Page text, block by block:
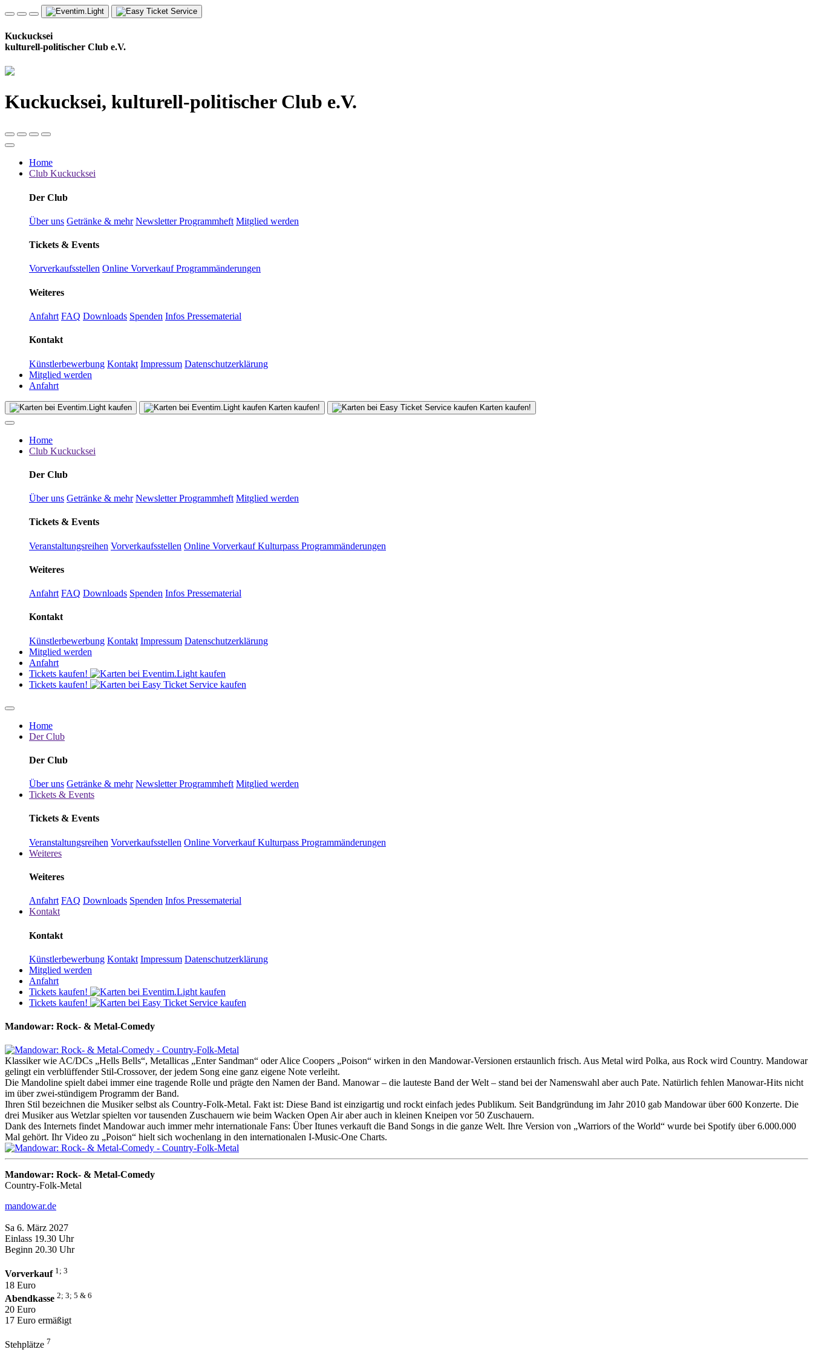
Kuckucksei
kulturell-politischer Club e.V.
Kuckucksei, kulturell-politischer Club e.V.
Home
Club Kuckucksei
Der Club
Über uns Getränke & mehr NewsletterProgrammheft Mitglied werden
Tickets & Events
Vorverkaufsstellen Online VorverkaufProgrammänderungen
Weiteres
Anfahrt FAQ Downloads Spenden Infos Pressematerial
Kontakt
Künstlerbewerbung Kontakt Impressum Datenschutzerklärung
Mitglied werden
Anfahrt
Karten kaufen! Karten kaufen!
Home
Club Kuckucksei
Der Club
Über uns Getränke & mehr NewsletterProgrammheft Mitglied werden
Tickets & Events
Veranstaltungsreihen Vorverkaufsstellen Online VorverkaufKulturpass Programmänderungen
Weiteres
Anfahrt FAQ Downloads Spenden Infos Pressematerial
Kontakt
Künstlerbewerbung Kontakt Impressum Datenschutzerklärung
Mitglied werden
Anfahrt
Tickets kaufen!
Tickets kaufen!
Home
Der Club
Der Club
Über uns Getränke & mehr NewsletterProgrammheft Mitglied werden
Tickets & Events
Tickets & Events
Veranstaltungsreihen Vorverkaufsstellen Online VorverkaufKulturpass Programmänderungen
Weiteres
Weiteres
Anfahrt FAQ Downloads Spenden Infos Pressematerial
Kontakt
Kontakt
Künstlerbewerbung Kontakt Impressum Datenschutzerklärung
Mitglied werden
Anfahrt
Tickets kaufen!
Tickets kaufen!
Mandowar: Rock- & Metal-Comedy
Klassiker wie AC/DCs „Hells Bells“, Metallicas „Enter Sandman“ oder Alice Coopers „Poison“ wirken in den Mandowar-Versionen erstaunlich frisch. Aus Metal wird Polka, aus Rock wird Country. Mandowar
gelingt ein verblüffender Stil-Crossover, der jedem Song eine ganz eigene Note verleiht.
Die Mandoline spielt dabei immer eine tragende Rolle und prägte den Namen der Band. Manowar – die lauteste Band der Welt – stand bei der Namenswahl aber auch Pate. Natürlich fehlen Manowar-Hits nicht
im über zwei-stündigem Programm der Band.
Ihren Stil bezeichnen die Musiker selbst als Country-Folk-Metal. Fakt ist: Diese Band ist einzigartig und rockt einfach jedes Publikum. Seit Bandgründung im Jahr 2010 gab Mandowar über 600 Konzerte. Die
drei Musiker aus Wetzlar spielten vor tausenden Zuschauern wie beim Wacken Open Air aber auch in kleinen Kneipen vor 50 Zuschauern.
Dank des Internets findet Mandowar auch immer mehr internationale Fans: Über Itunes verkauft die Band Songs in die ganze Welt. Ihre Version von „Warriors of the World“ wurde bei Spotify über 6.000.000
Mal gehört. Ihr Video zu „Poison“ hielt sich wochenlang in den internationalen I-Music-One Charts.
Mandowar: Rock- & Metal-Comedy
Country-Folk-Metal
mandowar.de
Sa 6. März 2027
Einlass 19.30 Uhr
Beginn 20.30 Uhr
Vorverkauf 1; 3
18 Euro
Abendkasse 2; 3; 5 & 6
20 Euro
17 Euro ermäßigt
Stehplätze 7